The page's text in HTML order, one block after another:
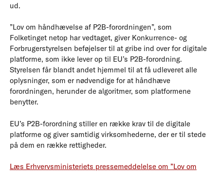
ud.
”Lov om håndhævelse af P2B-forordningen”, som
Folketinget netop har vedtaget, giver Konkurrence- og
Forbrugerstyrelsen beføjelser til at gribe ind over for digitale
platforme, som ikke lever op til EU’s P2B-forordning.
Styrelsen får blandt andet hjemmel til at få udleveret alle
oplysninger, som er nødvendige for at håndhæve
forordningen, herunder de algoritmer, som platformene
benytter.
EU’s P2B-forordning stiller en række krav til de digitale
platforme og giver samtidig virksomhederne, der er til stede
på dem en række rettigheder.
Læs Erhvervsministeriets pressemeddelelse om ”Lov om